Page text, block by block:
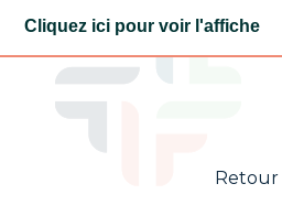
Cliquez ici pour voir l'affiche
Retour